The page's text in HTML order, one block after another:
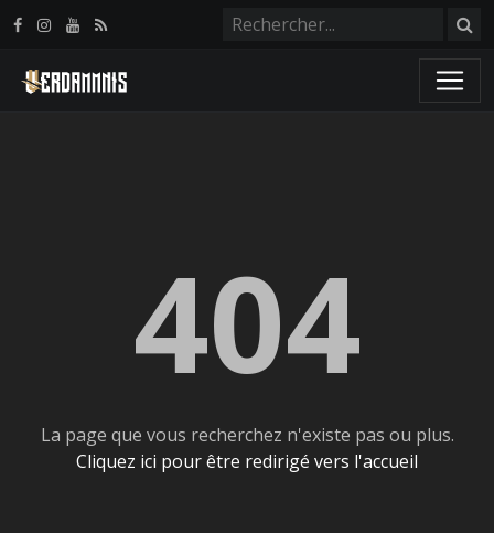
404
La page que vous recherchez n'existe pas ou plus.
Cliquez ici pour être redirigé vers l'accueil
Panneau de gestion des cookies